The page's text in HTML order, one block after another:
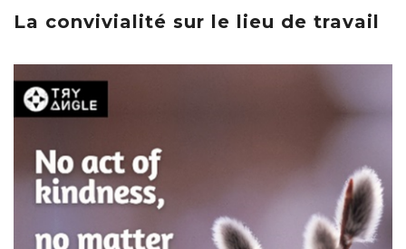
La convivialité sur le lieu de travail